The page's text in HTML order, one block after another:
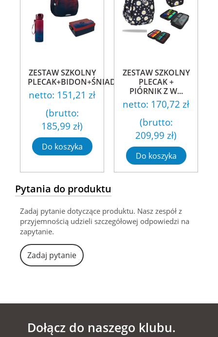
ZESTAW SZKOLNY
PLECAK+BIDON+ŚNIADAN...
netto: 151,21 zł
(brutto:
185,99 zł)
Do koszyka
ZESTAW SZKOLNY
PLECAK +
PIÓRNIK Z W...
netto: 170,72 zł
(brutto:
209,99 zł)
Do koszyka
Pytania do produktu
Zadaj pytanie dotyczące produktu. Nasz zespół z
przyjemnością udzieli szczegółowej odpowiedzi na
zapytanie.
Zadaj pytanie
Dołącz do naszego klubu.